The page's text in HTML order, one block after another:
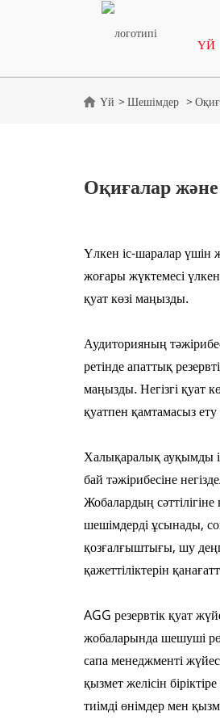
ҮЙ
Үй Шешімдер
Оқиғалар
Үлкен іс-шаралар үшін
жоғары жүктемесі
қуат көзі маңызды.
Аудиторияның
ретінде апаттық
маңызды. Негізгі қуат
қуатпен қамтамасыз
Халықаралық ауқымды
бай тәжірибесіне
Жобалардың
шешімдерді ұсынады,
қозғалғыштығы, шу
қажеттіліктерін
AGG резервтік қуат
жобаларында шешуші
сапа менеджменті
қызмет желісін
тиімді өнімдер мен